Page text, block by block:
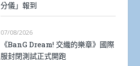
分儀」報到
07/08/2026
《BanG Dream! 交織的樂章》國際
服封閉測試正式開跑